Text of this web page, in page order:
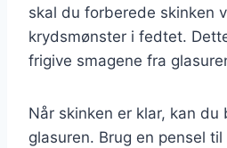
skal du forberede skinken
krydsmønster i fedtet.
frigive smagene fra
Når skinken er klar, kan du
glasuren. Brug en pensel